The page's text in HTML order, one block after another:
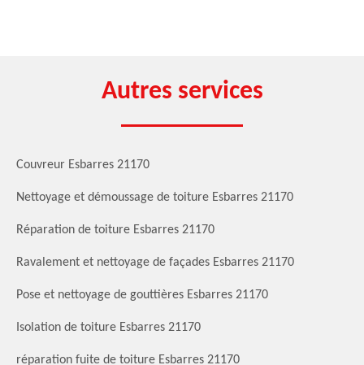
Autres services
Couvreur Esbarres 21170
Nettoyage et démoussage de toiture Esbarres 21170
Réparation de toiture Esbarres 21170
Ravalement et nettoyage de façades Esbarres 21170
Pose et nettoyage de gouttières Esbarres 21170
Isolation de toiture Esbarres 21170
réparation fuite de toiture Esbarres 21170